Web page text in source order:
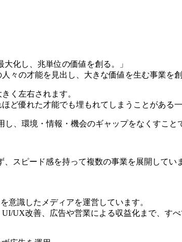
化し、兆単位の価値を創る。」
々の才能を見出し、大きな価値を生む事業を創
く左右されます。
ど優れた才能でも埋もれてしまうことがあ
、環境・情報・機会のギャップをなくすこ
スピード感を持って複数の事業を展開してい
意識したメディアを運営しています。
UX改善、広告や営業による収益化まで、す